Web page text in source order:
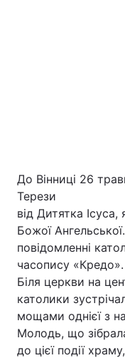
До Вінниці 26
Терези
від Дитятка Ісуса,
Божої
повідомленні
часопису «Кредо».
Біля церкви на
католики
мощами однієї з
Молодь, що
до цієї події